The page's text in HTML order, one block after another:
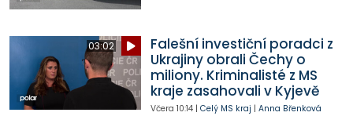
03:02
Falešní investiční poradci z
Ukrajiny obrali Čechy o
miliony. Kriminalisté z MS
kraje zasahovali v Kyjevě
Včera 10:14| Celý MS kraj | Anna Břenková